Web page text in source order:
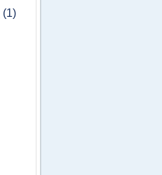
(1)